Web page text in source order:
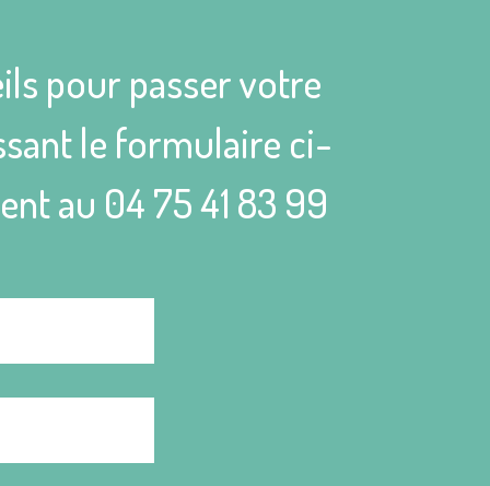
pour passer votre
le formulaire ci-
au 04 75 41 83 99